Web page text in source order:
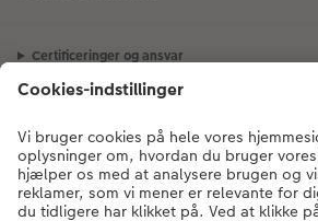
Certificeringer og ansvar
Om os